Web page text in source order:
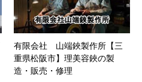
有限会社 山端鋏製作所【三
重県松阪市】理美容鋏の製
造・販売・修理